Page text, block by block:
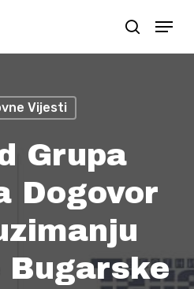
search
Menu
Vijesti
Grupa
Dogovor
Bugarske
Close